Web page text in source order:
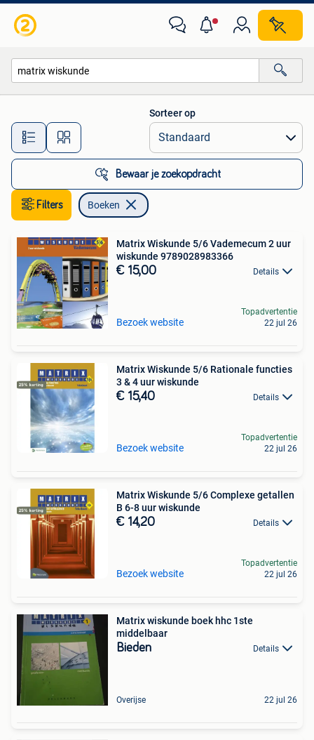
Alle afstanden…
Sorteer op
Bewaar je zoekopdracht
Filters Boeken
Matrix Wiskunde 5/6 Vademecum 2 uur
wiskunde 9789028983366
€ 15,00 Details
Bezoek website
Topadvertentie
22 jul 26
Matrix Wiskunde 5/6 Rationale functies
3 & 4 uur wiskunde
€ 15,40 Details
Bezoek website
Topadvertentie
22 jul 26
Matrix Wiskunde 5/6 Complexe getallen
B 6-8 uur wiskunde
€ 14,20 Details
Bezoek website
Topadvertentie
22 jul 26
Matrix wiskunde boek hhc 1ste
middelbaar
Bieden Details
Overijse 22 jul 26